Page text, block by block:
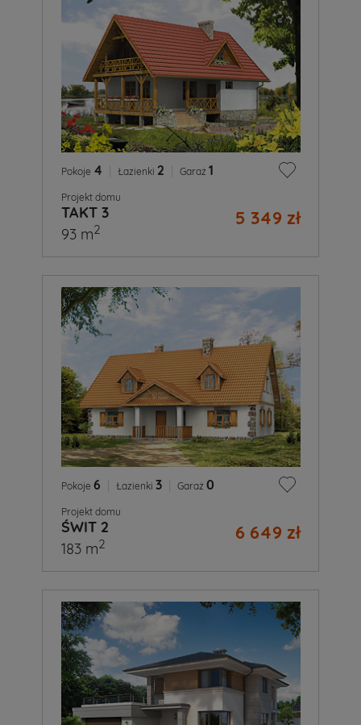
Pokoje 4 Łazienki 2 Garaż 1
Projekt domu
TAKT 3 5 349 zł
93 m2
Pokoje 6 Łazienki 3 Garaż 0
Projekt domu
ŚWIT 2 6 649 zł
183 m2